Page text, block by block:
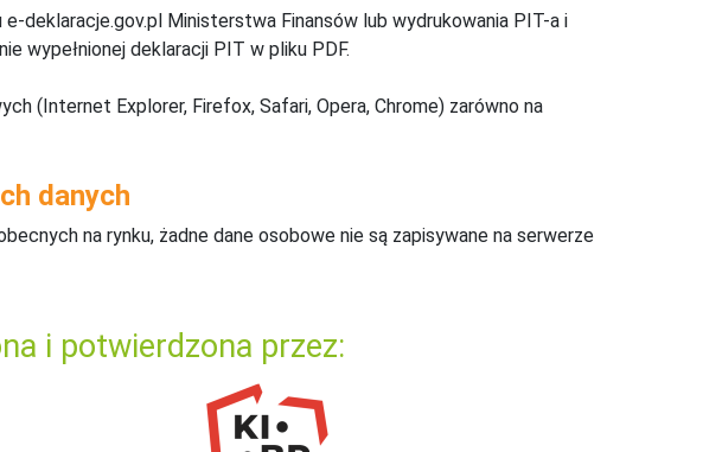
deklaracje.gov.pl Ministerstwa Finansów lub wydrukowania PIT-a i
wypełnionej deklaracji PIT w pliku PDF.
(Internet Explorer, Firefox, Safari, Opera, Chrome) zarówno na
danych
na rynku, żadne dane osobowe nie są zapisywane na serwerze
i potwierdzona przez: